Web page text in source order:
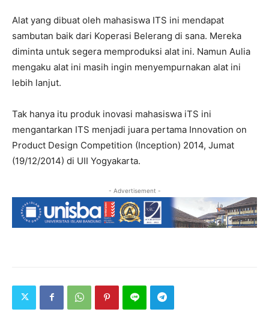
Alat yang dibuat oleh mahasiswa ITS ini mendapat
sambutan baik dari Koperasi Belerang di sana. Mereka
diminta untuk segera memproduksi alat ini. Namun Aulia
mengaku alat ini masih ingin menyempurnakan alat ini
lebih lanjut.
Tak hanya itu produk inovasi mahasiswa iTS ini
mengantarkan ITS menjadi juara pertama Innovation on
Product Design Competition (Inception) 2014, Jumat
(19/12/2014) di UII Yogyakarta.
- Advertisement -